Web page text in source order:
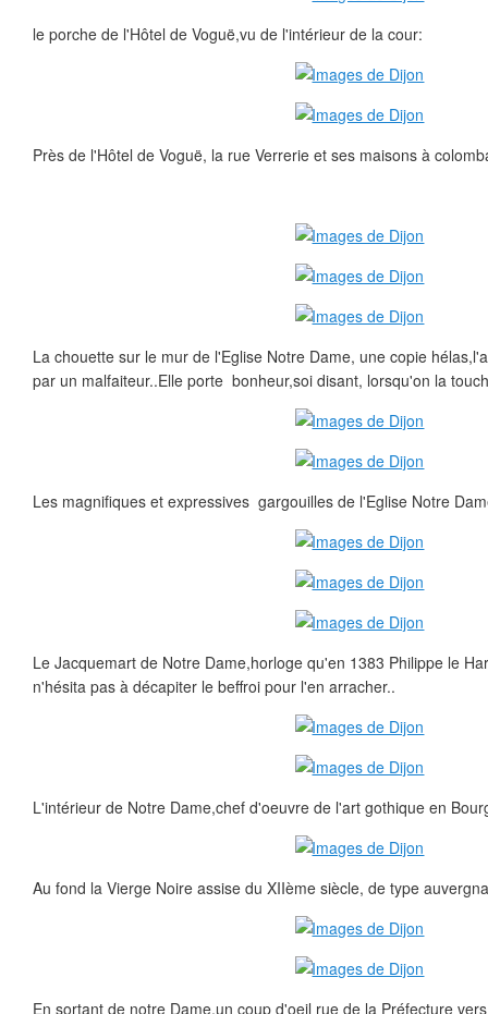
le porche de l'Hôtel de Voguë,vu de l'intérieur de la cour:
Près de l'Hôtel de Voguë, la rue Verrerie et ses maisons à
La chouette sur le mur de l'Eglise Notre Dame, une copie
par un malfaiteur..Elle porte bonheur,soi disant, lorsqu'on la
Les magnifiques et expressives gargouilles de l'Eglise Notre
Le Jacquemart de Notre Dame,horloge qu'en 1383 Philippe le
n'hésita pas à décapiter le beffroi pour l'en arracher..
L'intérieur de Notre Dame,chef d'oeuvre de l'art gothique en
Au fond la Vierge Noire assise du XIIème siècle, de type
En sortant de notre Dame,un coup d'oeil rue de la Préfecture